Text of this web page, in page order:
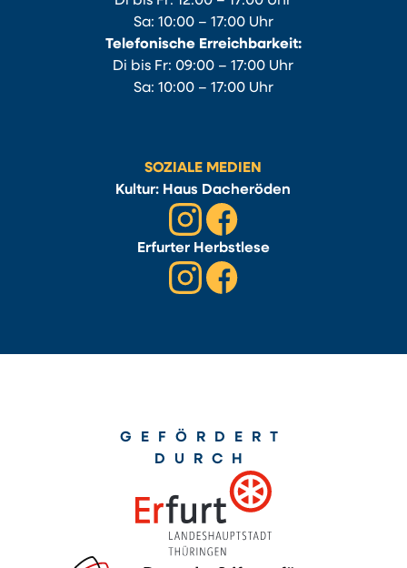
Sa: 10:00 – 17:00 Uhr
Telefonische Erreichbarkeit:
Di bis Fr: 09:00 – 17:00 Uhr
Sa: 10:00 – 17:00 Uhr
SOZIALE MEDIEN
Kultur: Haus Dacheröden
Erfurter Herbstlese
GEFÖRDERT
DURCH